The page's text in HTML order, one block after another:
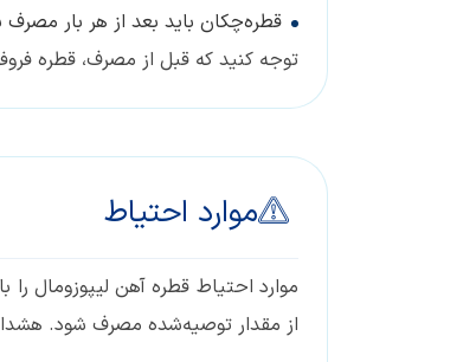
قطره‌چکان باید بعد از هر بار
توجه کنید که قبل از مصرف، قطره
موارد احتیاط
موارد احتیاط قطره آهن لیپوزومال
از مقدار توصیه‌شده مصرف شود.